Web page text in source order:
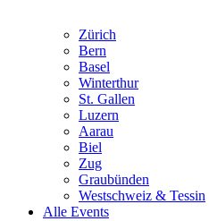
Zürich
Bern
Basel
Winterthur
St. Gallen
Luzern
Aarau
Biel
Zug
Graubünden
Westschweiz & Tessin
Alle Events